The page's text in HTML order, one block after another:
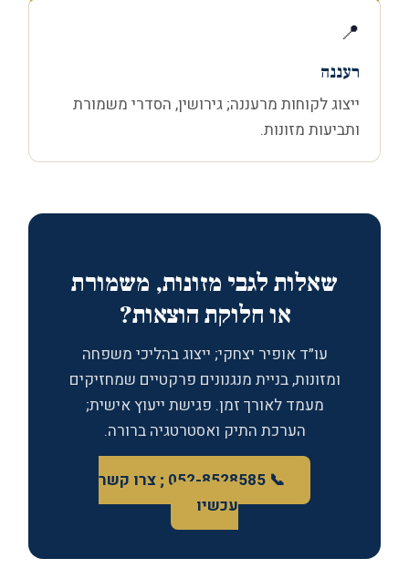
📍
רעננה
ייצוג לקוחות מרעננה; גירושין, הסדרי משמורת
ותביעות מזונות.
שאלות לגבי מזונות, משמורת
או חלוקת הוצאות?
עו״ד אופיר יצחקי; ייצוג בהליכי משפחה
ומזונות, בניית מנגנונים פרקטיים שמחזיקים
מעמד לאורך זמן. פגישת ייעוץ אישית;
הערכת התיק ואסטרטגיה ברורה.
📞 052-8528585 ; צרו קשר
עכשיו